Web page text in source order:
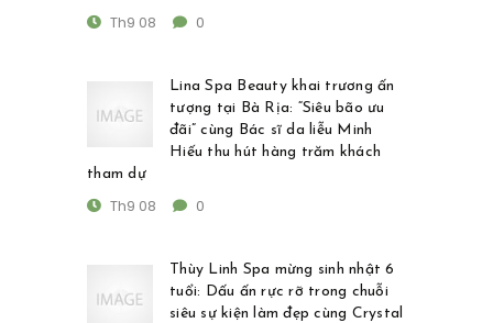
Th9 08 0
Lina Spa Beauty khai trương ấn
tượng tại Bà Rịa: “Siêu bão ưu
đãi” cùng Bác sĩ da liễu Minh
Hiếu thu hút hàng trăm khách
tham dự
Th9 08 0
Thùy Linh Spa mừng sinh nhật 6
tuổi: Dấu ấn rực rỡ trong chuỗi
siêu sự kiện làm đẹp cùng Crystal